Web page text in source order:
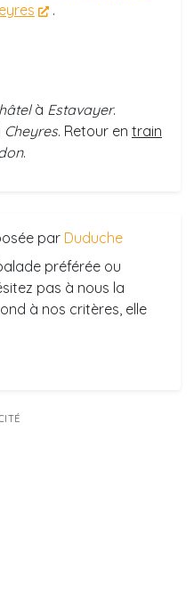
.
à Estavayer.
Cheyres. Retour en train
.
par Duduche
préférée ou
pas à nous la
à nos critères, elle